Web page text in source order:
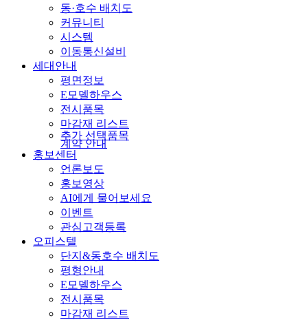
동·호수 배치도
커뮤니티
시스템
이동통신설비
세대안내
평면정보
E모델하우스
전시품목
마감재 리스트
추가 선택품목
계약 안내
홍보센터
언론보도
홍보영상
AI에게 물어보세요
이벤트
관심고객등록
오피스텔
단지&동호수 배치도
평형안내
E모델하우스
전시품목
마감재 리스트